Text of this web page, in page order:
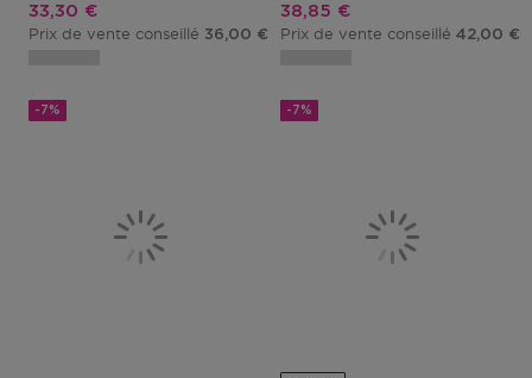
Prix promotionnel
33,30 €
Prix de vente conseillé 36,00 €
Prix promotionnel
38,85 €
Prix de vente conseillé 42,00 €
-7% -7%